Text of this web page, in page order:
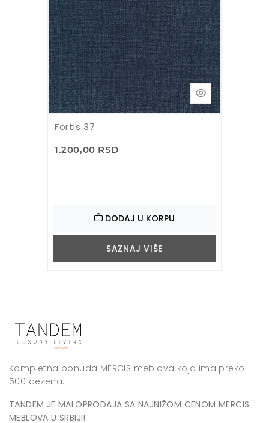
Fortis 37
1.200,00 RSD
DODAJ U KORPU
SAZNAJ VIŠE
Kompletna ponuda MERCIS meblova koja ima preko
500 dezena.
TANDEM JE MALOPRODAJA SA NAJNIŽOM CENOM MERCIS
MEBLOVA U SRBIJI!